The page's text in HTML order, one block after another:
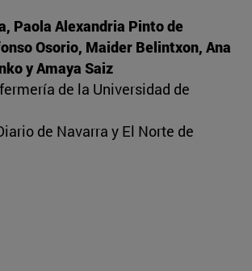
Paola Alexandria Pinto de
Osorio, Maider Belintxon, Ana
y Amaya Saiz
de la Universidad de
de Navarra y El Norte de